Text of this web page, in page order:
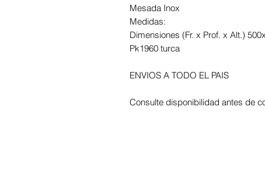
Mesada Inox
Medidas:
Dimensiones (Fr. x Prof. x Alt.)
Pk1960 turca
ENVIOS A TODO EL PAIS
Consulte disponibilidad antes de